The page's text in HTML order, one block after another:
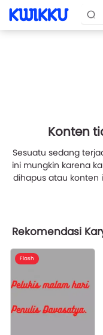
Konten
Sesuatu sedang
ini mungkin karena
dihapus atau konten
Rekomendasi
Flash